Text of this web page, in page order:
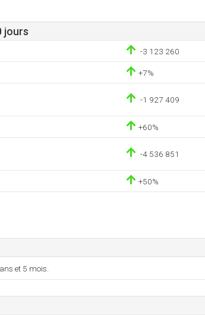
jours
-3 123 260
+7%
-1 927 409
+60%
-4 536 851
+50%
et 5 mois.